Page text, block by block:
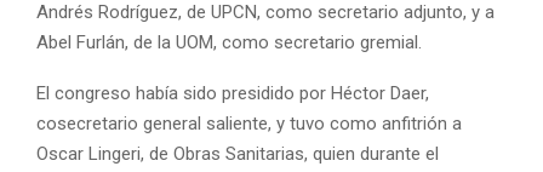
Andrés Rodríguez, de UPCN, como secretario adjunto, y a
Abel Furlán, de la UOM, como secretario gremial.
El congreso había sido presidido por Héctor Daer,
cosecretario general saliente, y tuvo como anfitrión a
Oscar Lingeri, de Obras Sanitarias, quien durante el